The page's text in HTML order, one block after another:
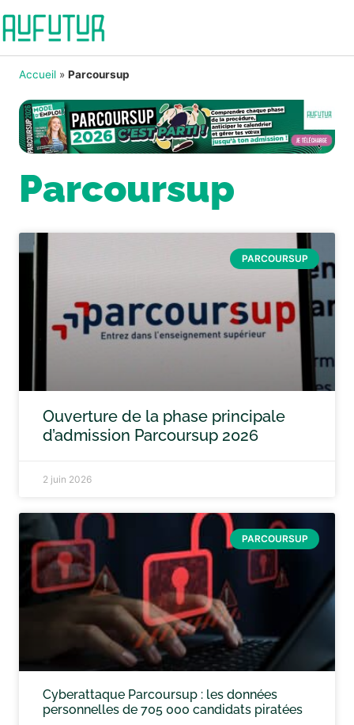
Accueil » Parcoursup
Parcoursup
PARCOURSUP
Ouverture de la phase principale
d’admission Parcoursup 2026
2 juin 2026
PARCOURSUP
Cyberattaque Parcoursup : les données
personnelles de 705 000 candidats piratées